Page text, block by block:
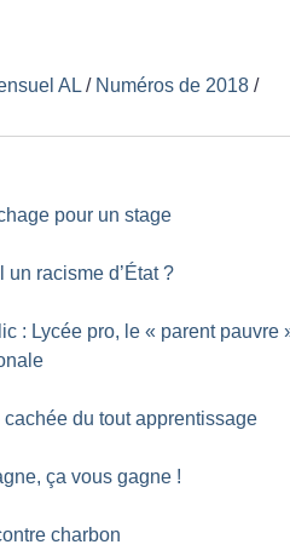
AL / Numéros de 2018 /
pour un stage
un racisme d’État ?
: Lycée pro, le « parent pauvre
cachée du tout apprentissage
ça vous gagne !
charbon